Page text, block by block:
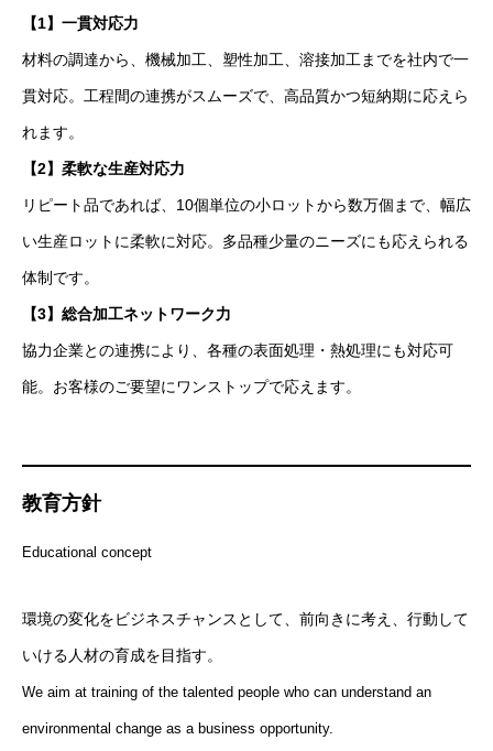
【1】一貫対応力
材料の調達から、機械加工、塑性加工、溶接加工までを社内で一
貫対応。工程間の連携がスムーズで、高品質かつ短納期に応えら
れます。
【2】柔軟な生産対応力
リピート品であれば、10個単位の小ロットから数万個まで、幅広
い生産ロットに柔軟に対応。多品種少量のニーズにも応えられる
体制です。
【3】総合加工ネットワーク力
協力企業との連携により、各種の表面処理・熱処理にも対応可
能。お客様のご要望にワンストップで応えます。
教育方針
Educational concept
環境の変化をビジネスチャンスとして、前向きに考え、行動して
いける人材の育成を目指す。
We aim at training of the talented people who can understand an
environmental change as a business opportunity.